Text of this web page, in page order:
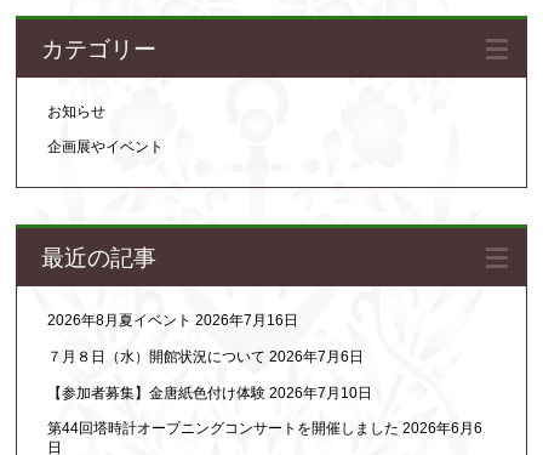
カテゴリー
お知らせ
企画展やイベント
最近の記事
2026年8月夏イベント 2026年7月16日
７月８日（水）開館状況について 2026年7月6日
【参加者募集】金唐紙色付け体験 2026年7月10日
第44回塔時計オープニングコンサートを開催しました 2026年6月6
日